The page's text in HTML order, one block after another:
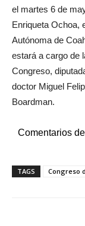
el martes 6 de
Enriqueta Ochoa,
Autónoma de
estará a cargo de
Congreso,
doctor Miguel
Boardman.
Comentarios
TAGS Congreso